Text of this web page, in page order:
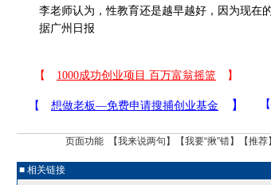
李老师认为，性教育还是越早越好，因为现在的
据广州日报
页面功能 【我来说两句 】【我要“揪”错】【推荐
■ 相关链接